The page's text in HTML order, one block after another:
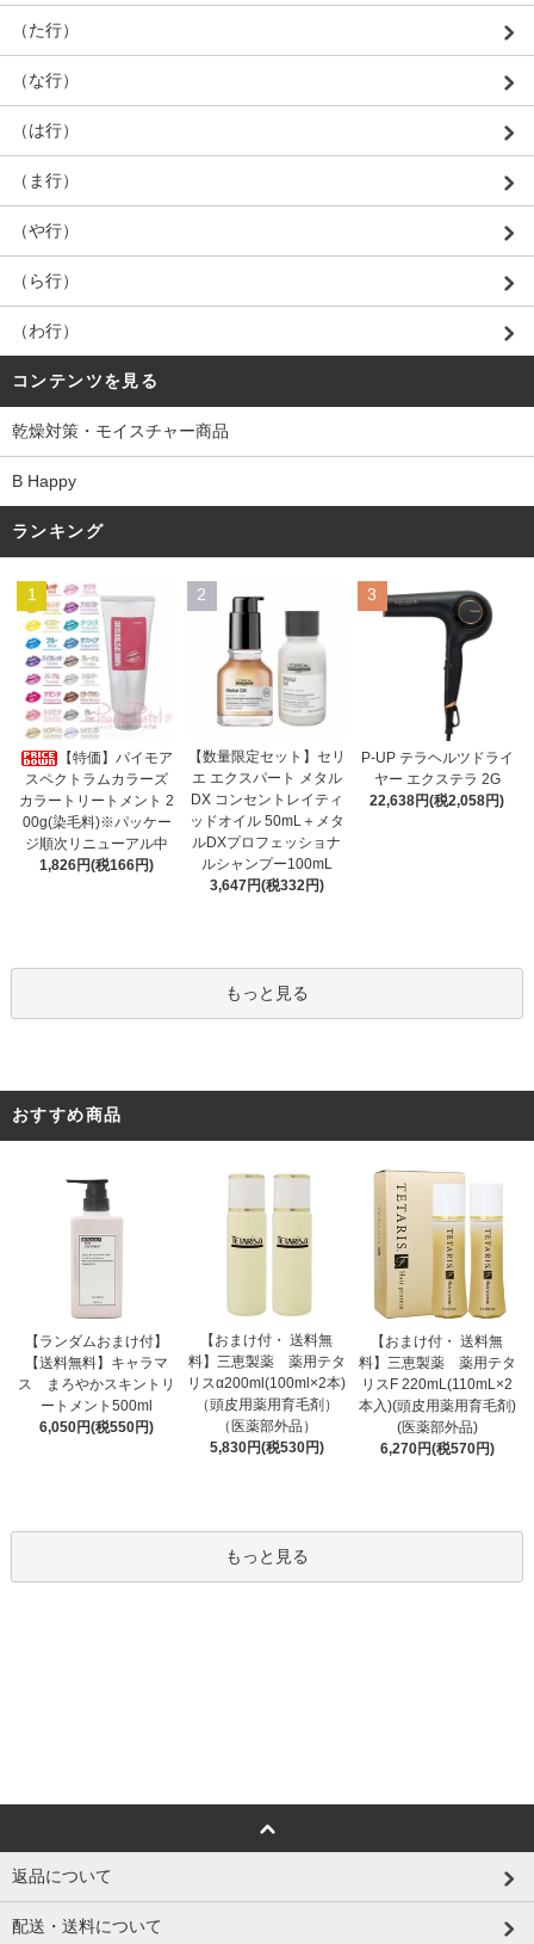
（た行）
（な行）
（は行）
（ま行）
（や行）
（ら行）
（わ行）
コンテンツを見る
乾燥対策・モイスチャー商品
B Happy
ランキング
1
【特価】パイモア
スペクトラムカラーズ
カラートリートメント 2
00g(染毛料)※パッケー
ジ順次リニューアル中
1,826円(税166円)
2
【数量限定セット】セリ
エ エクスパート メタル
DX コンセントレイティ
ッドオイル 50mL＋メタ
ルDXプロフェッショナ
ルシャンプー100mL
3,647円(税332円)
3
P-UP テラヘルツドライ
ヤー エクステラ 2G
22,638円(税2,058円)
もっと見る
おすすめ商品
【ランダムおまけ付】
【送料無料】キャラマ
ス まろやかスキントリ
ートメント500ml
6,050円(税550円)
【おまけ付・ 送料無
料】三恵製薬 薬用テタ
リスα200ml(100ml×2本)
（頭皮用薬用育毛剤）
（医薬部外品）
5,830円(税530円)
【おまけ付・ 送料無
料】三恵製薬 薬用テタ
リスF 220mL(110mL×2
本入)(頭皮用薬用育毛剤)
(医薬部外品)
6,270円(税570円)
もっと見る
返品について
配送・送料について